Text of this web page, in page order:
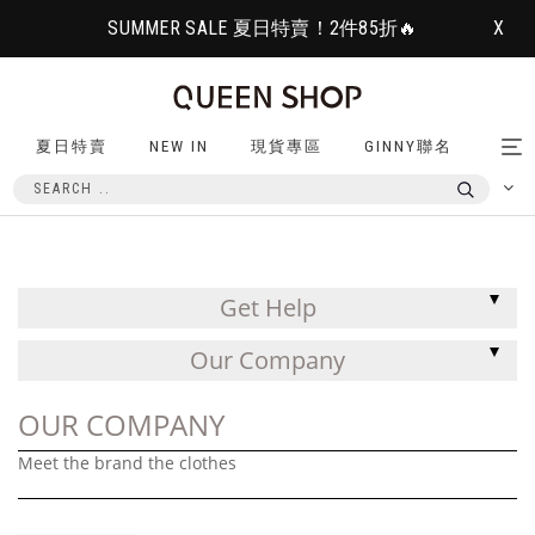
SUMMER SALE 夏日特賣！2件85折🔥 X
夏日特賣 NEW IN 現貨專區 GINNY聯名
Get Help
Our Company
OUR COMPANY
Meet the brand the clothes